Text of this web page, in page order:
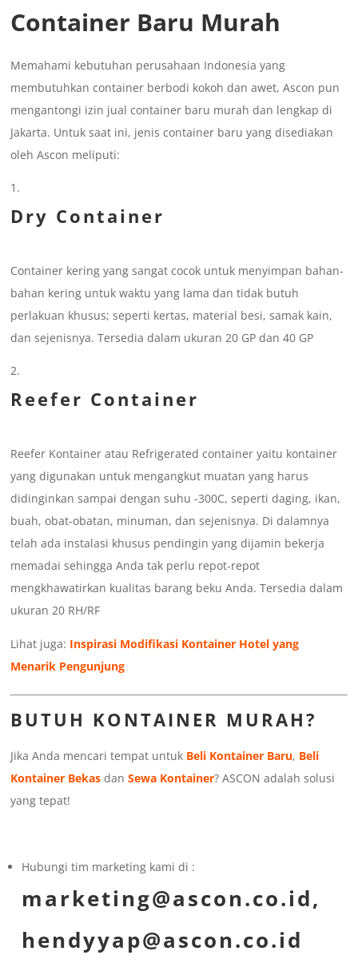
Container Baru Murah
Memahami kebutuhan perusahaan Indonesia yang
membutuhkan container berbodi kokoh dan awet, Ascon pun
mengantongi izin jual container baru murah dan lengkap di
Jakarta. Untuk saat ini, jenis container baru yang disediakan
oleh Ascon meliputi:
Dry Container
Container kering yang sangat cocok untuk menyimpan bahan-
bahan kering untuk waktu yang lama dan tidak butuh
perlakuan khusus; seperti kertas, material besi, samak kain,
dan sejenisnya. Tersedia dalam ukuran 20 GP dan 40 GP
Reefer Container
Reefer Kontainer atau Refrigerated container yaitu kontainer
yang digunakan untuk mengangkut muatan yang harus
didinginkan sampai dengan suhu -300C, seperti daging, ikan,
buah, obat-obatan, minuman, dan sejenisnya. Di dalamnya
telah ada instalasi khusus pendingin yang dijamin bekerja
memadai sehingga Anda tak perlu repot-repot
mengkhawatirkan kualitas barang beku Anda. Tersedia dalam
ukuran 20 RH/RF
Lihat juga: Inspirasi Modifikasi Kontainer Hotel yang
Menarik Pengunjung
BUTUH KONTAINER MURAH?
Jika Anda mencari tempat untuk Beli Kontainer Baru, Beli
Kontainer Bekas danSewa Kontainer? ASCON adalah solusi
yang tepat!
Hubungi tim marketing kami di :
marketing@ascon.co.id,
hendyyap@ascon.co.id